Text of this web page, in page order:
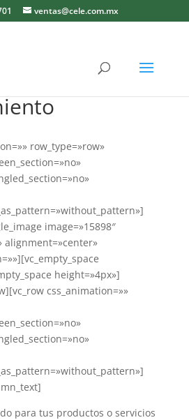
ventas@cele.com.mx
row_type=»row»
image=»15898″
alignment=»center»
height=»4px»]
css_animation=»»
para tus productos o servicios